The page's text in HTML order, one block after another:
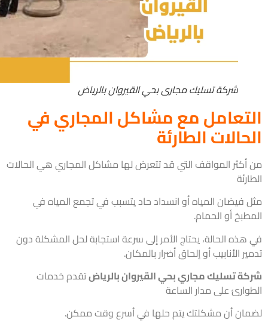
شركة تسليك مجارى بحي القيروان بالرياض
مع مشاكل المجاري في
الطارئة
المواقف التي قد تتعرض لها مشاكل المجاري هي الحالات
فيضان المياه أو انسداد حاد يتسبب في تجمع المياه في
أو الحمام.
الحالة، يحتاج الأمر إلى سرعة استجابة لحل المشكلة دون
الأنابيب أو إلحاق أضرار بالمكان.
تسليك مجاري بحي القيروان بالرياضتقدم خدمات
على مدار الساعة
أن مشكلتك يتم حلها في أسرع وقت ممكن.